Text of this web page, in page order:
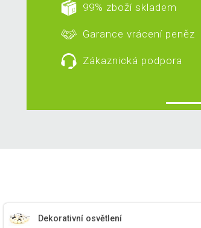
99% zboží skladem
Garance vrácení peněz
Zákaznická podpora
Dekorativní osvětlení